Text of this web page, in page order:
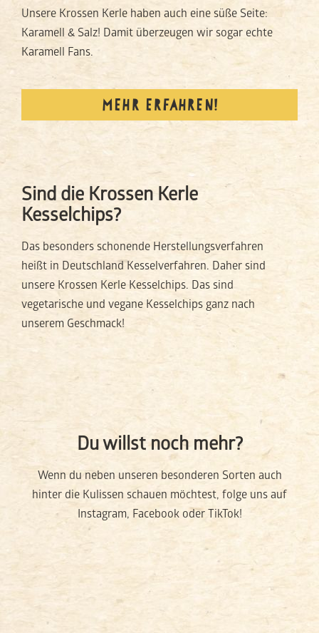
Unsere Krossen Kerle haben auch eine süße Seite:
Karamell & Salz! Damit überzeugen wir sogar echte
Karamell Fans.
MEHR ERFAHREN!
Sind die Krossen Kerle
Kesselchips?
Das besonders schonende Herstellungsverfahren
heißt in Deutschland Kesselverfahren. Daher sind
unsere Krossen Kerle Kesselchips. Das sind
vegetarische und vegane Kesselchips ganz nach
unserem Geschmack!
Du willst noch mehr?
Wenn du neben unseren besonderen Sorten auch
hinter die Kulissen schauen möchtest, folge uns auf
Instagram, Facebook oder TikTok!